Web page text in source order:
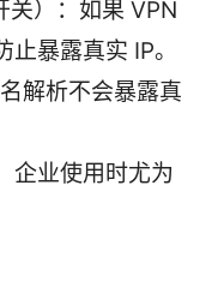
）：如果 VPN
暴露真实 IP。
解析不会暴露真
企业使用时尤为